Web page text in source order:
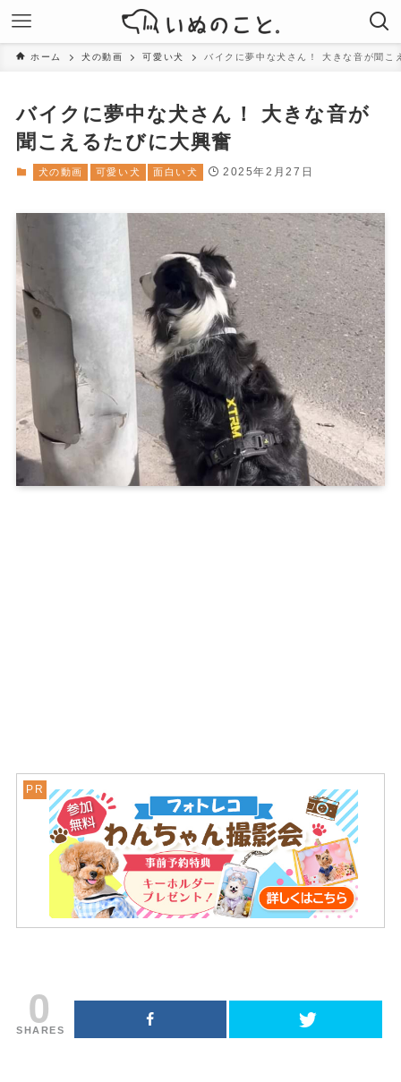
ホーム 犬の動画 可愛い犬 バイクに夢中な犬さん！ 大きな音が聞こ
バイクに夢中な犬さん！ 大きな音が
聞こえるたびに大興奮
犬の動画 可愛い犬 面白い犬 2025年2月27日
0
SHARES